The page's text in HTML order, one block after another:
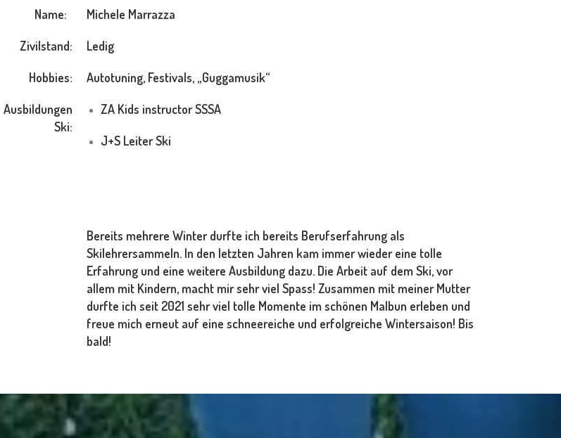
Name:
Zivilstand:
Hobbies:
Ausbildungen
Ski:
Michele Marrazza
Ledig
Autotuning, Festivals, „Guggamusik“
ZA Kids instructor SSSA
J+S Leiter Ski
Bereits mehrere Winter durfte ich bereits Berufserfahrung als
Skilehrersammeln. In den letzten Jahren kam immer wieder eine tolle
Erfahrung und eine weitere Ausbildung dazu. Die Arbeit auf dem Ski, vor
allem mit Kindern, macht mir sehr viel Spass! Zusammen mit meiner Mutter
durfte ich seit 2021 sehr viel tolle Momente im schönen Malbun erleben und
freue mich erneut auf eine schneereiche und erfolgreiche Wintersaison! Bis
bald!